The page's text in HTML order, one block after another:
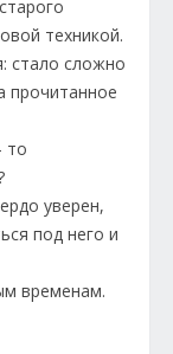
техникой.
стало сложно
прочитанное
то
уверен,
под него и
временам.